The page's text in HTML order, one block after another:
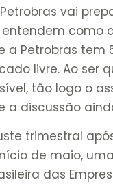
vai
entendem como
a Petrobras tem
livre. Ao ser
tão logo o
a discussão
trimestral
de maio,
das